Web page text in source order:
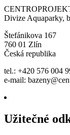
Divize Aquaparky,
Štefánikova 167
760 01 Zlín
Česká republika
tel.: +420 576 004
e-mail:
Užitečné